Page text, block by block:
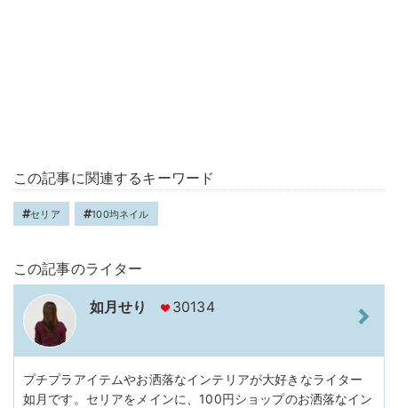
この記事に関連するキーワード
セリア 100均ネイル
この記事のライター
如月せり 30134
プチプラアイテムやお洒落なインテリアが大好きなライター
如月です。セリアをメインに、100円ショップのお洒落なイン